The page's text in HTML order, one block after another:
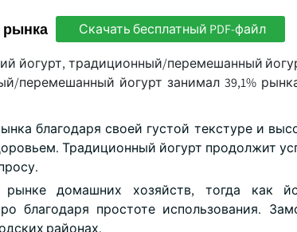
рынка Скачать бесплатный PDF-файл
йогурт, традиционный/перемешанный
перемешанный йогурт занимал 39,1%
благодаря своей густой текстуре и
Традиционный йогурт продолжит
домашних хозяйств, тогда как
благодаря простоте использования.